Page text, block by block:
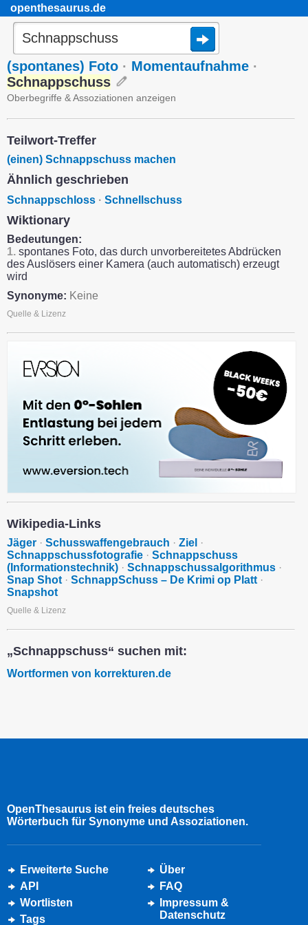
openthesaurus.de
(spontanes) Foto · Momentaufnahme ·
Schnappschuss
Oberbegriffe & Assoziationen anzeigen
Teilwort-Treffer
(einen) Schnappschuss machen
Ähnlich geschrieben
Schnappschloss · Schnellschuss
Wiktionary
Bedeutungen:
1. spontanes Foto, das durch unvorbereitetes Abdrücken
des Auslösers einer Kamera (auch automatisch) erzeugt
wird
Synonyme: Keine
Quelle & Lizenz
Wikipedia-Links
Jäger · Schusswaffengebrauch · Ziel ·
Schnappschussfotografie · Schnappschuss
(Informationstechnik) · Schnappschussalgorithmus ·
Snap Shot · SchnappSchuss – De Krimi op Platt ·
Snapshot
Quelle & Lizenz
„Schnappschuss“ suchen mit:
Wortformen von korrekturen.de
OpenThesaurus ist ein freies deutsches
Wörterbuch für Synonyme und Assoziationen.
Erweiterte Suche
API
Wortlisten
Tags
Über
FAQ
Impressum &
Datenschutz